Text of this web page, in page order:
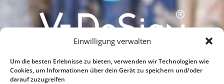
Einwilligung verwalten
Um die besten Erlebnisse zu bieten, verwenden wir Technologien wie
Cookies, um Informationen über dein Gerät zu speichern und/oder
darauf zuzugreifen
Vielen Dank für Ihren Besuch auf unserer